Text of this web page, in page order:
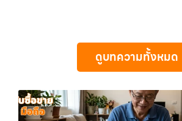
ซื้อแมคบุค, รับซื้อโน๊ตบุ๊ค, รับซื้อแท็บเล็ต, หรือบริการ
ไอที กรุงเทพฯ – เราพร้อมให้บริการครบวงจร บริการข
แบบครบวงจรสำหรับลูกค้าที่ต้องการขายอุปกรณ์ไอ
ความยุ่งยากทั้งหลาย โดยเน้น โปร่งใส มั่นใจได้ และ
ซื้อขายสำเร็จ บริการของเราครอบคลุมทั้ง iPhone สา
Samsung ทุกรุ่น, iPad และแท็บเล็ตทุกแบรนด์ เรารั
ใช้งานแล้ว ตกแต่งแล้ว หรือมีรอยบ้าง เพราะมูลค่าข
ยี่ห้อ แต่ขึ้นอยู่กับสภาพจริง ความครบชุด และความ
คุณ เราจึงตั้งใจให้บริการในเขต ลาดพร้าว, รัชดา, บ
มือถือ หรือ รับซื้อแท็บเล็ต บริการครอบคลุมทั่วกรุงเ
รับซื้อไอโฟนแจ้งวัฒนะ เรามีบริการ รับซื้อแมคบุค,รับ
โฟน, รับซื้อไอแพด, รับซื้อมือถือ หรือ รับซื้อแท็บเล็ต
สภาพ — ขอขายง่าย ได้เงินเร็ว ประสบการณ์เหนือ
โฟน, รับซื้อไอแพด, รับซื้อมือถือ ยินดีต้อนรับสู่ “รับ
ดูบทความทั้งหมด